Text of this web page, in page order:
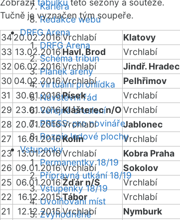
Kariéra
Redakce webu
DRFG Arena
DRFG Arena
Schéma tribun
Plánek areny
Virtuální prohlídka
Návštěvní řád
Veřejné bruslení
PRESS: pro novináře
Rozpis ledové plochy
Vstupenky
Permanentky 18/19
Přípravná utkání 18/19
Vstupenky 18/19
Uvolňování míst
Zvýhodněné
Zobrazit tabulku této sezóny a soutěže.
Tučně je vyznačen tým soupeře.
3420.02.2016Vrchlabí Klatovy
33 13.02.2016Havl. Brod Vrchlabí
32 06.02.2016Vrchlabí Jindř. Hradec
30 04.02.2016Vrchlabí Pelhřimov
31
30.01.2016Písek Vrchlabí
29 23.01.2016Klášterec n/OVrchlabí
28 20.01.2016Vrchlabí Jablonec
27
16.01.2016Kolín Vrchlabí
23 13.01.2016Vrchlabí Kobra Praha
26 09.01.2016Vrchlabí Sokolov
25 06.01.2016 Žďár n/S Vrchlabí
22
16.12.2015Tábor Vrchlabí
21
12.12.2015Vrchlabí Nymburk